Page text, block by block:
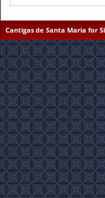
Cantigas de Santa Maria for